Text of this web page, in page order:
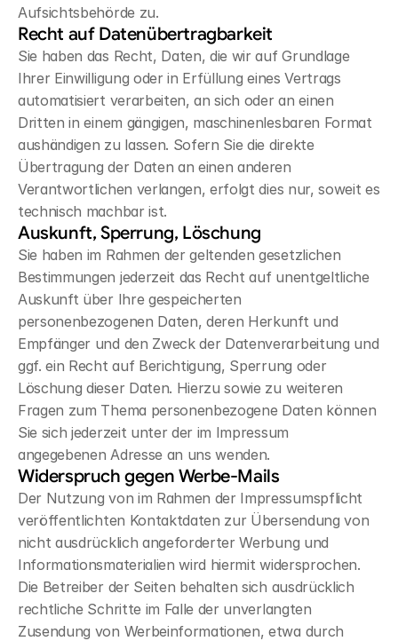
Aufsichtsbehörde zu.
Recht auf Datenübertragbarkeit
Sie haben das Recht, Daten, die wir auf Grundlage
Ihrer Einwilligung oder in Erfüllung eines Vertrags
automatisiert verarbeiten, an sich oder an einen
Dritten in einem gängigen, maschinenlesbaren Format
aushändigen zu lassen. Sofern Sie die direkte
Übertragung der Daten an einen anderen
Verantwortlichen verlangen, erfolgt dies nur, soweit es
technisch machbar ist.
Auskunft, Sperrung, Löschung
Sie haben im Rahmen der geltenden gesetzlichen
Bestimmungen jederzeit das Recht auf unentgeltliche
Auskunft über Ihre gespeicherten
personenbezogenen Daten, deren Herkunft und
Empfänger und den Zweck der Datenverarbeitung und
ggf. ein Recht auf Berichtigung, Sperrung oder
Löschung dieser Daten. Hierzu sowie zu weiteren
Fragen zum Thema personenbezogene Daten können
Sie sich jederzeit unter der im Impressum
angegebenen Adresse an uns wenden.
Widerspruch gegen Werbe-Mails
Der Nutzung von im Rahmen der Impressumspflicht
veröffentlichten Kontaktdaten zur Übersendung von
nicht ausdrücklich angeforderter Werbung und
Informationsmaterialien wird hiermit widersprochen.
Die Betreiber der Seiten behalten sich ausdrücklich
rechtliche Schritte im Falle der unverlangten
Zusendung von Werbeinformationen, etwa durch